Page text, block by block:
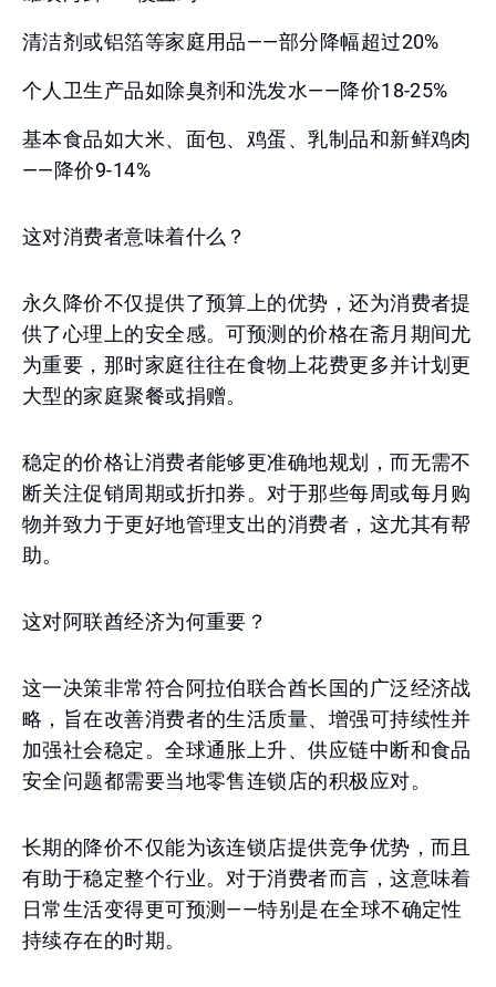
清洁剂或铝箔等家庭用品——部分降幅超过20%
个人卫生产品如除臭剂和洗发水——降价18-25%
基本食品如大米、面包、鸡蛋、乳制品和新鲜鸡肉
——降价9-14%
这对消费者意味着什么？
永久降价不仅提供了预算上的优势，还为消费者提
供了心理上的安全感。可预测的价格在斋月期间尤
为重要，那时家庭往往在食物上花费更多并计划更
大型的家庭聚餐或捐赠。
稳定的价格让消费者能够更准确地规划，而无需不
断关注促销周期或折扣券。对于那些每周或每月购
物并致力于更好地管理支出的消费者，这尤其有帮
助。
这对阿联酋经济为何重要？
这一决策非常符合阿拉伯联合酋长国的广泛经济战
略，旨在改善消费者的生活质量、增强可持续性并
加强社会稳定。全球通胀上升、供应链中断和食品
安全问题都需要当地零售连锁店的积极应对。
长期的降价不仅能为该连锁店提供竞争优势，而且
有助于稳定整个行业。对于消费者而言，这意味着
日常生活变得更可预测——特别是在全球不确定性
持续存在的时期。